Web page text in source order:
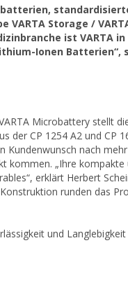
Storage /
ist VARTA in
Ionen Batterien“,
Microbattery stellt
der CP 1254 A2 und CP
nach
kommen. „Ihre
erklärt Herbert
runden das
und